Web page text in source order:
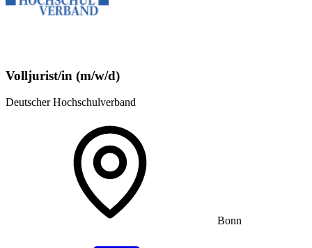
Volljurist/in (m/w/d)
Deutscher Hochschulverband
Bonn